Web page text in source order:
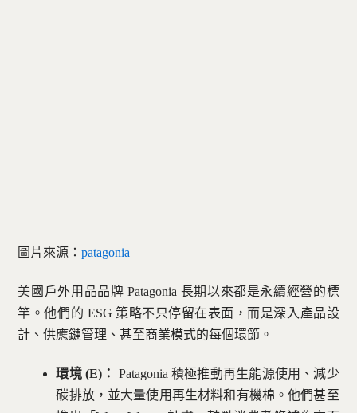
圖片來源：patagonia
美國戶外用品品牌 Patagonia 長期以來都是永續經營的標
竿。他們的 ESG 策略不只停留在表面，而是深入產品設
計、供應鏈管理、甚至商業模式的每個環節。
環境 (E)：
Patagonia 積極推動再生能源使用、減少
碳排放，並大量使用再生材料和有機棉。他們甚至